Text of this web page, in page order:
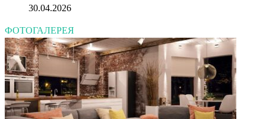
30.04.2026
ФОТОГАЛЕРЕЯ